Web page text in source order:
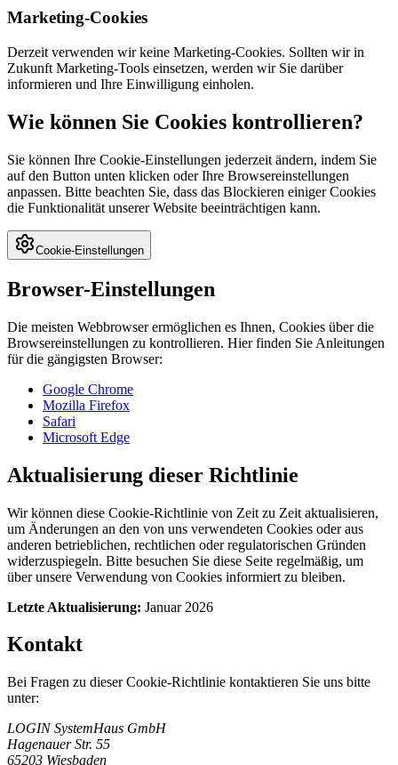
Marketing-Cookies
Derzeit verwenden wir keine Marketing-Cookies. Sollten wir in
Zukunft Marketing-Tools einsetzen, werden wir Sie darüber
informieren und Ihre Einwilligung einholen.
Wie können Sie Cookies kontrollieren?
Sie können Ihre Cookie-Einstellungen jederzeit ändern, indem Sie
auf den Button unten klicken oder Ihre Browsereinstellungen
anpassen. Bitte beachten Sie, dass das Blockieren einiger Cookies
die Funktionalität unserer Website beeinträchtigen kann.
Cookie-Einstellungen
Browser-Einstellungen
Die meisten Webbrowser ermöglichen es Ihnen, Cookies über die
Browsereinstellungen zu kontrollieren. Hier finden Sie Anleitungen
für die gängigsten Browser:
Google Chrome
Mozilla Firefox
Safari
Microsoft Edge
Aktualisierung dieser Richtlinie
Wir können diese Cookie-Richtlinie von Zeit zu Zeit aktualisieren,
um Änderungen an den von uns verwendeten Cookies oder aus
anderen betrieblichen, rechtlichen oder regulatorischen Gründen
widerzuspiegeln. Bitte besuchen Sie diese Seite regelmäßig, um
über unsere Verwendung von Cookies informiert zu bleiben.
Letzte Aktualisierung: Januar 2026
Kontakt
Bei Fragen zu dieser Cookie-Richtlinie kontaktieren Sie uns bitte
unter:
LOGIN SystemHaus GmbH
Hagenauer Str. 55
65203 Wiesbaden